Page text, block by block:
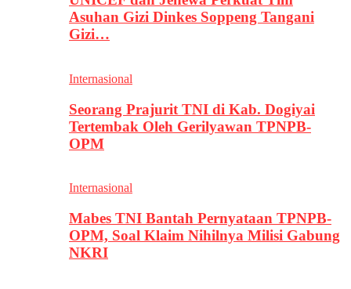
Asuhan Gizi Dinkes Soppeng Tangani
Gizi…
Internasional
Seorang Prajurit TNI di Kab. Dogiyai
Tertembak Oleh Gerilyawan TPNPB-
OPM
Internasional
Mabes TNI Bantah Pernyataan TPNPB-
OPM, Soal Klaim Nihilnya Milisi Gabung
NKRI